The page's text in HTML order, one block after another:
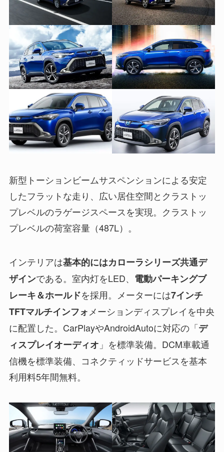
新型トーションビームサスペンションによる安定
したフラットな走り、広い居住空間とクラストッ
プレベルのラゲージスペースを実現。クラストッ
プレベルの荷室容量（487L）。
インテリアは基本的にはカローラシリーズ共通デ
ザインである。室内灯をLED、 電動パーキングブ
レーキ＆ホールドを採用。メーターには7インチ
TFTマルチインフォ メーションディスプレイを中央
に配置した。CarPlayやAndroidAutoに対応の「デ
ィスプレイオーディオ 」を標準装備。DCM車載通
信機を標準装備、コネクティッドサービスを基本
利用料5年間無料。